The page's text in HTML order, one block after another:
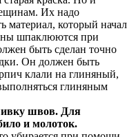
Их надо
материал, который начал
шпаклюются при
быть сделан точно
Он должен быть
клали на глиняный,
глиняным
швов. Для
и молоток.